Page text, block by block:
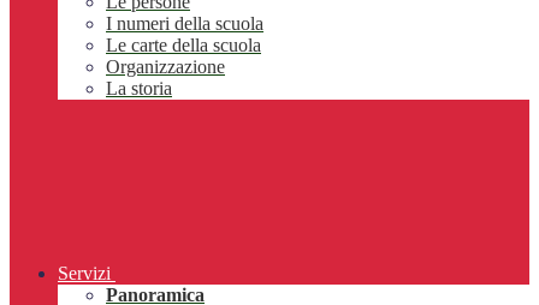
I numeri della scuola
Le carte della scuola
Organizzazione
La storia
Servizi
Panoramica